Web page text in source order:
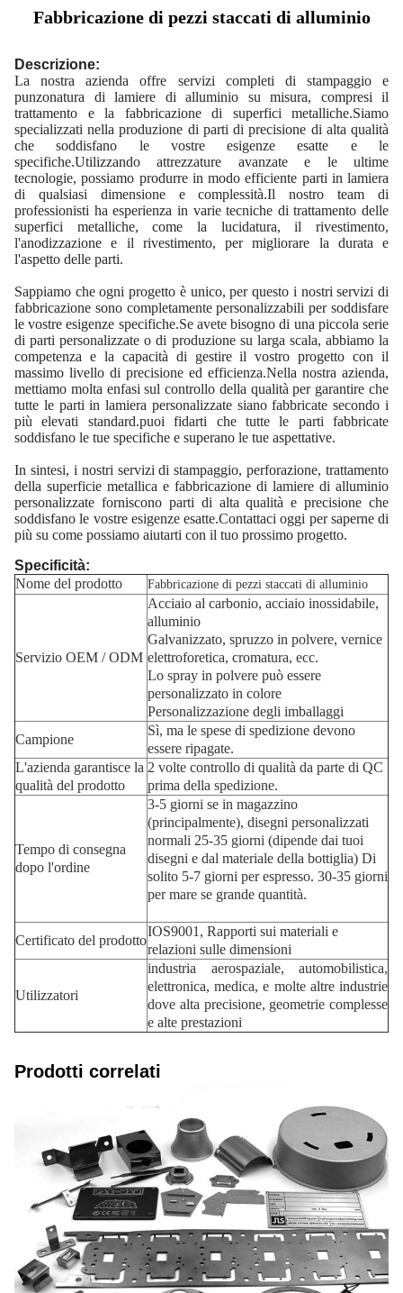
Fabbricazione di pezzi staccati di alluminio
Descrizione:
La nostra azienda offre servizi completi di stampaggio e
punzonatura di lamiere di alluminio su misura, compresi il
trattamento e la fabbricazione di superfici metalliche.Siamo
specializzati nella produzione di parti di precisione di alta qualità
che soddisfano le vostre esigenze esatte e le
specifiche.Utilizzando attrezzature avanzate e le ultime
tecnologie, possiamo produrre in modo efficiente parti in lamiera
di qualsiasi dimensione e complessità.Il nostro team di
professionisti ha esperienza in varie tecniche di trattamento delle
superfici metalliche, come la lucidatura, il rivestimento,
l'anodizzazione e il rivestimento, per migliorare la durata e
l'aspetto delle parti.
Sappiamo che ogni progetto è unico, per questo i nostri servizi di
fabbricazione sono completamente personalizzabili per soddisfare
le vostre esigenze specifiche.Se avete bisogno di una piccola serie
di parti personalizzate o di produzione su larga scala, abbiamo la
competenza e la capacità di gestire il vostro progetto con il
massimo livello di precisione ed efficienza.Nella nostra azienda,
mettiamo molta enfasi sul controllo della qualità per garantire che
tutte le parti in lamiera personalizzate siano fabbricate secondo i
più elevati standard.puoi fidarti che tutte le parti fabbricate
soddisfano le tue specifiche e superano le tue aspettative.
In sintesi, i nostri servizi di stampaggio, perforazione, trattamento
della superficie metallica e fabbricazione di lamiere di alluminio
personalizzate forniscono parti di alta qualità e precisione che
soddisfano le vostre esigenze esatte.Contattaci oggi per saperne di
più su come possiamo aiutarti con il tuo prossimo progetto.
Specificità:
Nome del prodotto
Fabbricazione di pezzi staccati di alluminio
Servizio OEM / ODM
Acciaio al carbonio, acciaio inossidabile,
alluminio
Galvanizzato, spruzzo in polvere, vernice
elettroforetica, cromatura, ecc.
Lo spray in polvere può essere
personalizzato in colore
Personalizzazione degli imballaggi
Campione
Sì, ma le spese di spedizione devono
essere ripagate.
L'azienda garantisce la
qualità del prodotto
2 volte controllo di qualità da parte di QC
prima della spedizione.
Tempo di consegna
dopo l'ordine
3-5 giorni se in magazzino
(principalmente), disegni personalizzati
normali 25-35 giorni (dipende dai tuoi
disegni e dal materiale della bottiglia) Di
solito 5-7 giorni per espresso. 30-35 giorni
per mare se grande quantità.
Certificato del prodotto
IOS9001, Rapporti sui materiali e
relazioni sulle dimensioni
Utilizzatori
industria aerospaziale, automobilistica,
elettronica, medica, e molte altre industrie
dove alta precisione, geometrie complesse
e alte prestazioni
Prodotti correlati